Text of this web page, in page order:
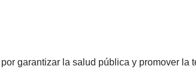
garantizar la salud pública y promover la